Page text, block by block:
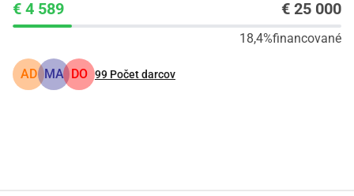
€ 4 589 € 25 000
18,4%financované
AD MA DO 99 Počet darcov